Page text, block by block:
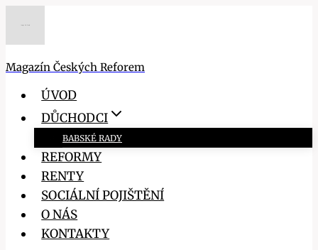
Magazín Českých Reforem
ÚVOD
DŮCHODCI
BABSKÉ RADY
REFORMY
RENTY
SOCIÁLNÍ POJIŠTĚNÍ
O NÁS
KONTAKTY